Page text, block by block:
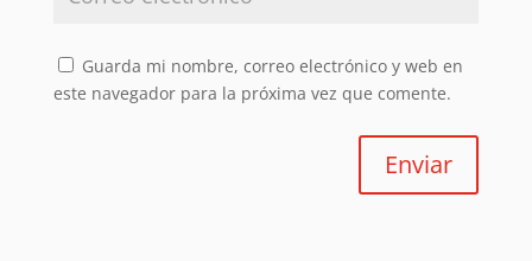
Guarda mi nombre, correo electrónico y web en
este navegador para la próxima vez que comente.
Enviar